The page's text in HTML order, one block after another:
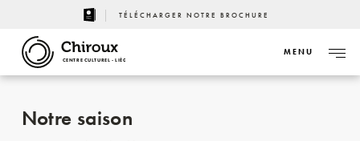
TÉLÉCHARGER NOTRE BROCHURE
CENTRE CULTUREL - LIÈGE
MENU
Notre saison